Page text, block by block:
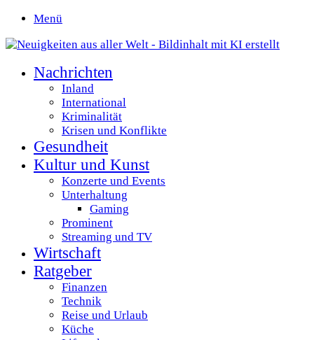
Menü
Nachrichten
Inland
International
Kriminalität
Krisen und Konflikte
Gesundheit
Kultur und Kunst
Konzerte und Events
Unterhaltung
Gaming
Prominent
Streaming und TV
Wirtschaft
Ratgeber
Finanzen
Technik
Reise und Urlaub
Küche